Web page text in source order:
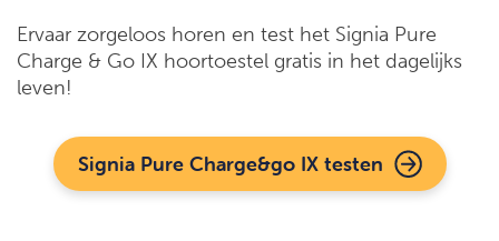
Ervaar zorgeloos horen en test het Signia Pure
Charge & Go IX hoortoestel gratis in het dagelijks
leven!
Signia Pure Charge&go IX testen